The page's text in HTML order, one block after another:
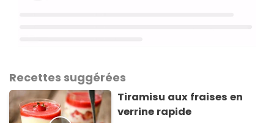
Recettes suggérées
Tiramisu aux fraises en
verrine rapide